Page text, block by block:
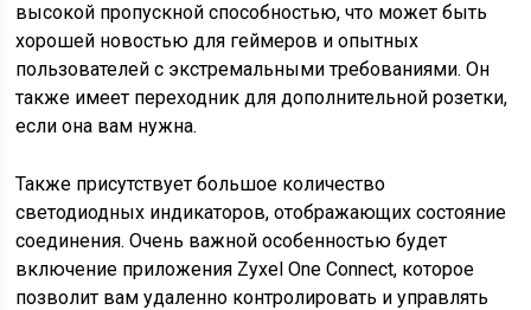
высокой пропускной способностью, что может быть
хорошей новостью для геймеров и опытных
пользователей с экстремальными требованиями. Он
также имеет переходник для дополнительной розетки,
если она вам нужна.
Также присутствует большое количество
светодиодных индикаторов, отображающих состояние
соединения. Очень важной особенностью будет
включение приложения Zyxel One Connect, которое
позволит вам удаленно контролировать и управлять